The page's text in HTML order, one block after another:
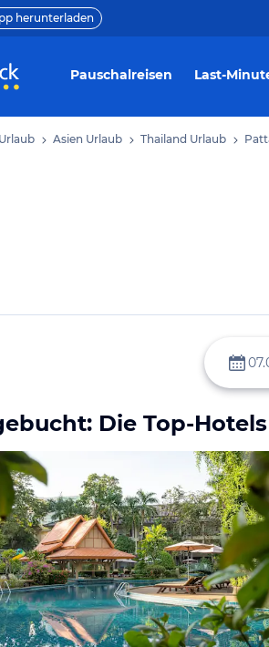
herunterladen
Pauschalreisen Last-
Urlaub Asien Urlaub Thailand Urlaub
Die Top-